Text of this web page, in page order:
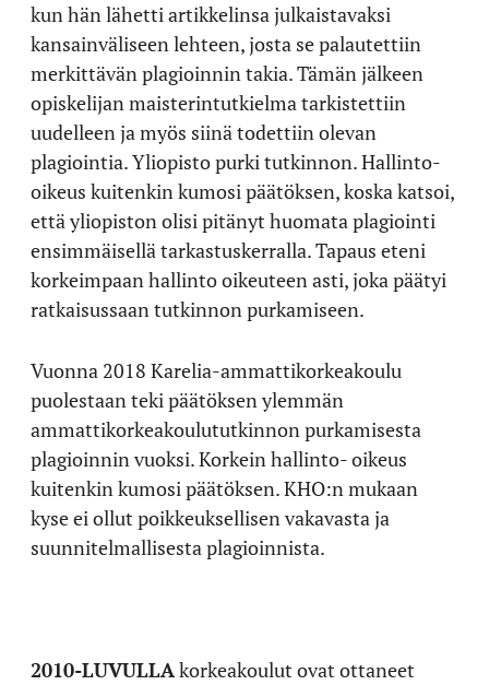
kun hän lähetti artikkelinsa julkaistavaksi
kansainväliseen lehteen, josta se palautettiin
merkittävän plagioinnin takia. Tämän jälkeen
opiskelijan maisterintutkielma tarkistettiin
uudelleen ja myös siinä todettiin olevan
plagiointia. Yliopisto purki tutkinnon. Hallinto-
oikeus kuitenkin kumosi päätöksen, koska katsoi,
että yliopiston olisi pitänyt huomata plagiointi
ensimmäisellä tarkastuskerralla. Tapaus eteni
korkeimpaan hallinto oikeuteen asti, joka päätyi
ratkaisussaan tutkinnon purkamiseen.
Vuonna 2018 Karelia-ammattikorkeakoulu
puolestaan teki päätöksen ylemmän
ammattikorkeakoulututkinnon purkamisesta
plagioinnin vuoksi. Korkein hallinto- oikeus
kuitenkin kumosi päätöksen. KHO:n mukaan
kyse ei ollut poikkeuksellisen vakavasta ja
suunnitelmallisesta plagioinnista.
2010-LUVULLAkorkeakoulut ovat ottaneet